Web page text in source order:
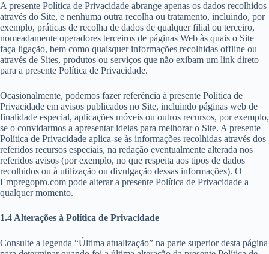
A presente Política de Privacidade abrange apenas os dados recolhidos
através do Site, e nenhuma outra recolha ou tratamento, incluindo, por
exemplo, práticas de recolha de dados de qualquer filial ou terceiro,
nomeadamente operadores terceiros de páginas Web às quais o Site
faça ligação, bem como quaisquer informações recolhidas offline ou
através de Sites, produtos ou serviços que não exibam um link direto
para a presente Política de Privacidade.
Ocasionalmente, podemos fazer referência à presente Política de
Privacidade em avisos publicados no Site, incluindo páginas web de
finalidade especial, aplicações móveis ou outros recursos, por exemplo,
se o convidarmos a apresentar ideias para melhorar o Site. A presente
Política de Privacidade aplica-se às informações recolhidas através dos
referidos recursos especiais, na redação eventualmente alterada nos
referidos avisos (por exemplo, no que respeita aos tipos de dados
recolhidos ou à utilização ou divulgação dessas informações). O
Empregopro.com pode alterar a presente Política de Privacidade a
qualquer momento.
1.4 Alterações à Política de Privacidade
Consulte a legenda “Última atualização” na parte superior desta página